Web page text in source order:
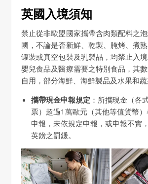
英國入境須知
禁止從非歐盟國家攜帶含肉類配料之
國，不論是否新鮮、乾製、腌烤、煮熟
罐裝或真空包裝及乳製品，均禁止入境
嬰兒食品及醫療需要之特別食品，其
自用，部分海鮮、海鮮製品及水果和蔬
攜帶現金申報規定 ：所攜現金（各
票）超過1萬歐元（其他等值貨幣
申報，未依規定申報，或申報不實
英鎊之罰鍰。